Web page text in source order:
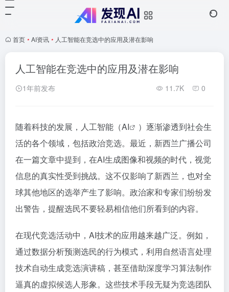
首页 • AI资讯 • 人工智能在竞选中的应用及潜在影响
人工智能在竞选中的应用及潜在影响
1年前发布 11.7K 0
随着科技的发展，人工智能（AI
）逐渐渗透到社会生
活的各个领域，包括政治竞选。最近，新西兰广播公司
在一篇文章中提到，在AI生成图像和视频的时代，视觉
信息的真实性受到挑战。这不仅影响了新西兰，也对全
球其他地区的选举产生了影响。政治家和专家们纷纷发
出警告，提醒选民不要轻易相信他们所看到的内容。
在现代竞选活动中，AI技术的应用越来越广泛。例如，
通过数据分析预测选民的行为模式，利用自然语言处理
技术自动生成竞选演讲稿，甚至借助深度学习算法制作
逼真的虚拟候选人形象。这些技术手段无疑为竞选团队